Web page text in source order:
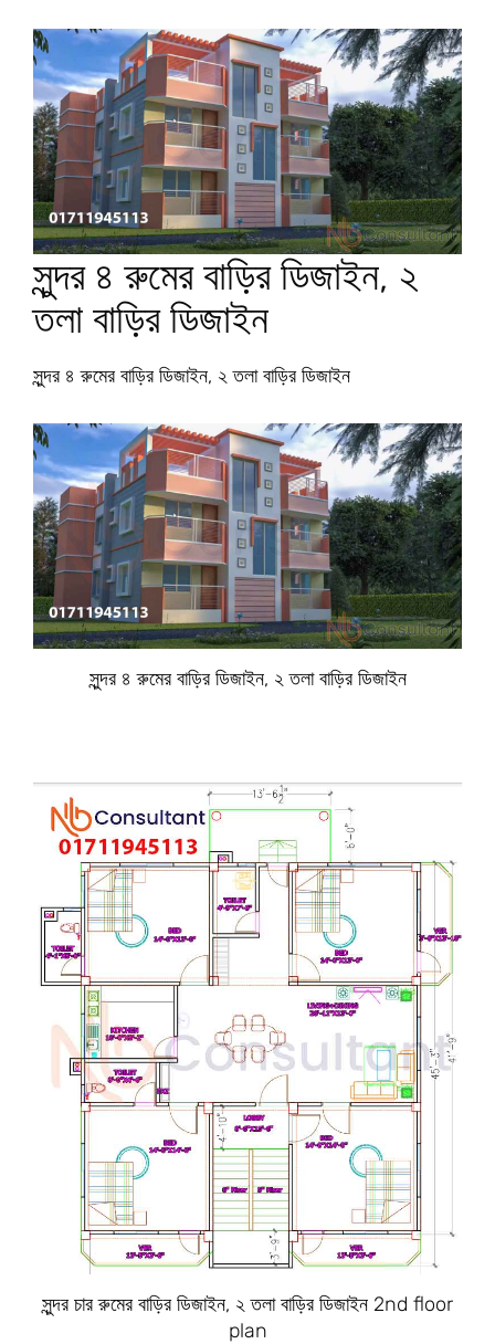
সুন্দর ৪ রুমের বাড়ির ডিজাইন, ২
তলা বাড়ির ডিজাইন
সুন্দর ৪ রুমের বাড়ির ডিজাইন, ২ তলা বাড়ির ডিজাইন
সুন্দর ৪ রুমের বাড়ির ডিজাইন, ২ তলা বাড়ির ডিজাইন
সুন্দর চার রুমের বাড়ির ডিজাইন, ২ তলা বাড়ির ডিজাইন 2nd floor
plan